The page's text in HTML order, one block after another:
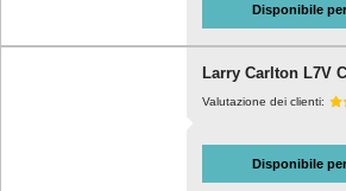
Disponibile
Larry Carlton L7V
Valutazione dei clienti:
Disponibile